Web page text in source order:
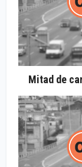
Mitad de